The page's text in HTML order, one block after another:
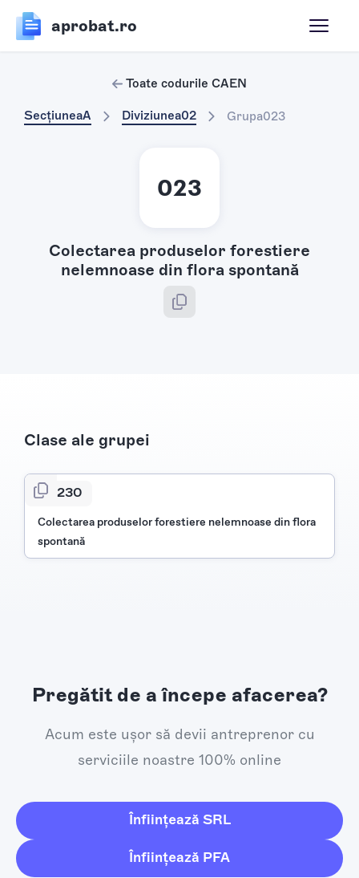
aprobat.ro
Toate codurile CAEN
SecțiuneaA Diviziunea02 Grupa023
023
Colectarea produselor forestiere
nelemnoase din flora spontană
Clase ale grupei
0230
Colectarea produselor forestiere nelemnoase din flora
spontană
Pregătit de a începe afacerea?
Acum este ușor să devii antreprenor cu
serviciile noastre 100% online
Înființează SRL
Înființează PFA